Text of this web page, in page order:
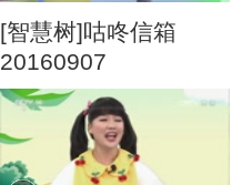
[智慧树]咕咚信箱
20160907